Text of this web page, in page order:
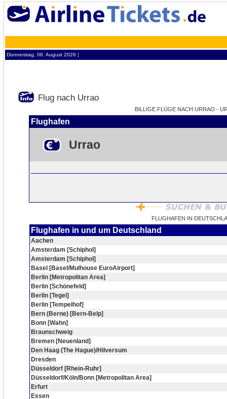
Donnerstag, 06. August 2026 ¦
Flug nach Urrao
BILLIGE FLÜGE NACH URRAO -
Flughafen
Urrao
FLUGHAFEN IN
Flughafen in und um Deutschland
Aachen
Amsterdam [Schiphol]
Amsterdam [Schiphol]
Basel [Basel/Mulhouse EuroAirport]
Berlin [Metropolitan Area]
Berlin [Schönefeld]
Berlin [Tegel]
Berlin [Tempelhof]
Bern (Berne) [Bern-Belp]
Bonn [Wahn]
Braunschweig
Bremen [Neuenland]
Den Haag (The Hague)/Hilversum
Dresden
Düsseldorf [Rhein-Ruhr]
Düsseldorf/Köln/Bonn [Metropolitan Area]
Erfurt
Essen